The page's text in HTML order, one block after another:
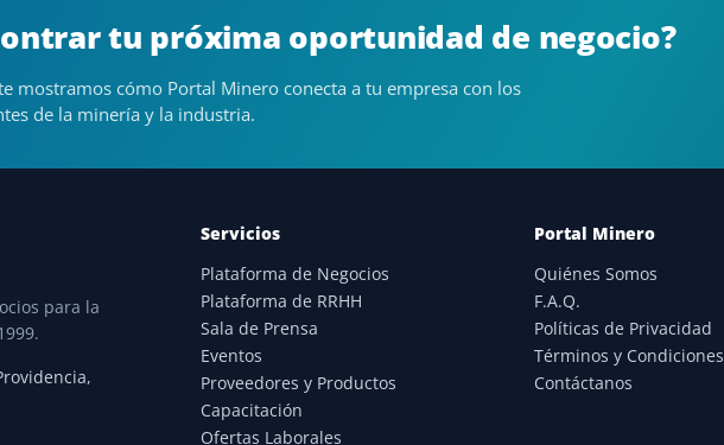
tu próxima oportunidad de negocio?
mostramos cómo Portal Minero conecta a tu empresa con los
de la minería y la industria.
para la
Servicios
Plataforma de Negocios
Plataforma de RRHH
Sala de Prensa
Eventos
Proveedores y Productos
Capacitación
Ofertas Laborales
Portal Minero
Quiénes Somos
F.A.Q.
Políticas de Privacidad
Términos y Condiciones
Contáctanos